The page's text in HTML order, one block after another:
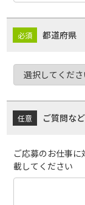
都道府県
ご質問など
ご応募のお仕事
載してください